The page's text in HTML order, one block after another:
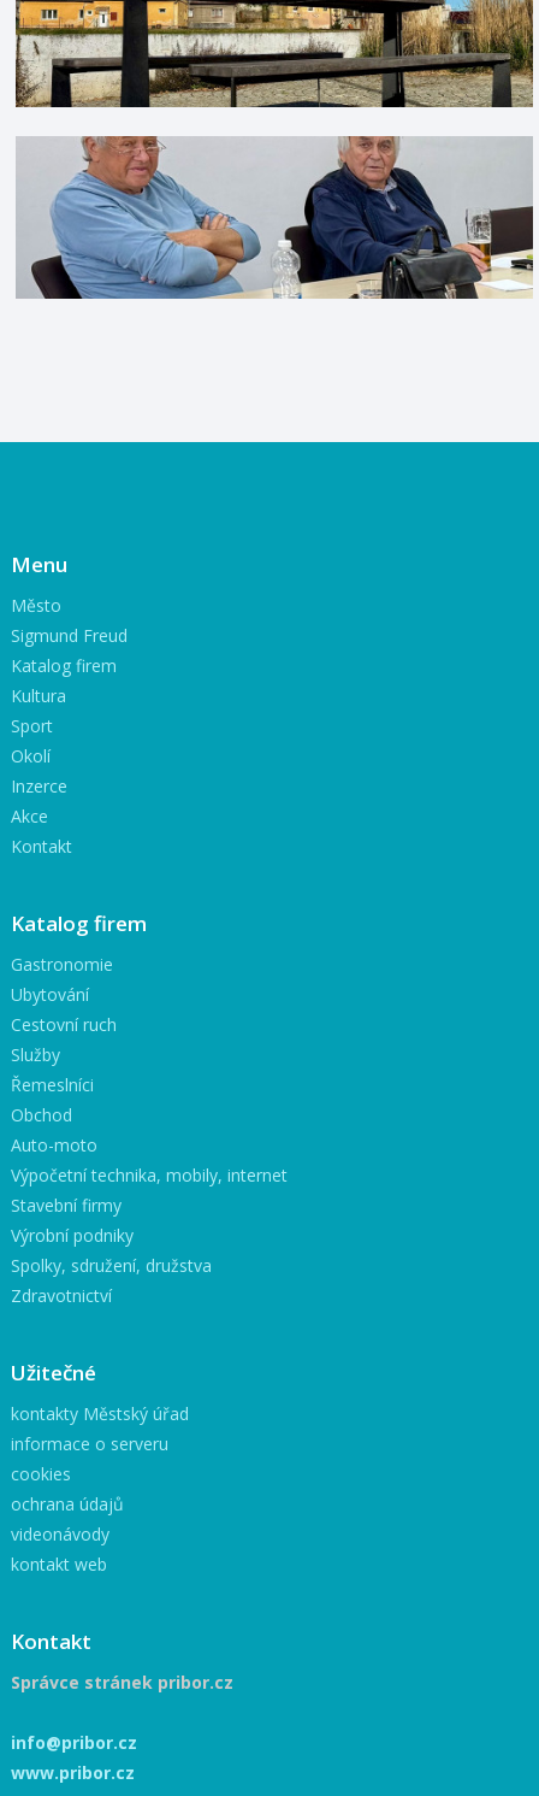
Menu
Město
Sigmund Freud
Katalog firem
Kultura
Sport
Okolí
Inzerce
Akce
Kontakt
Katalog firem
Gastronomie
Ubytování
Cestovní ruch
Služby
Řemeslníci
Obchod
Auto-moto
Výpočetní technika, mobily, internet
Stavební firmy
Výrobní podniky
Spolky, sdružení, družstva
Zdravotnictví
Užitečné
kontakty Městský úřad
informace o serveru
cookies
ochrana údajů
videonávody
kontakt web
Kontakt
Správce stránek pribor.cz
info@pribor.cz
www.pribor.cz